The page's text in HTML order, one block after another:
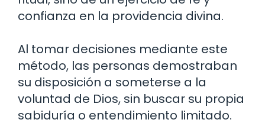
confianza en la providencia divina.
Al tomar decisiones mediante este
método, las personas demostraban
su disposición a someterse a la
voluntad de Dios, sin buscar su propia
sabiduría o entendimiento limitado.